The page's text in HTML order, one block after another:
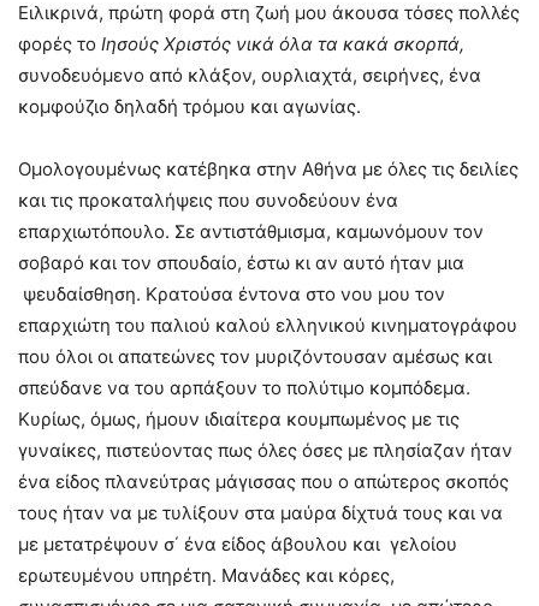
Ειλικρινά, πρώτη φορά στη ζωή μου άκουσα τόσες πολλές
φορές το Ιησούς Χριστός νικά όλα τα κακά σκορπά,
συνοδευόμενο από κλάξον, ουρλιαχτά, σειρήνες, ένα
κομφούζιο δηλαδή τρόμου και αγωνίας.
Ομολογουμένως κατέβηκα στην Αθήνα με όλες τις δειλίες
και τις προκαταλήψεις που συνοδεύουν ένα
επαρχιωτόπουλο. Σε αντιστάθμισμα, καμωνόμουν τον
σοβαρό και τον σπουδαίο, έστω κι αν αυτό ήταν μια
ψευδαίσθηση. Κρατούσα έντονα στο νου μου τον
επαρχιώτη του παλιού καλού ελληνικού κινηματογράφου
που όλοι οι απατεώνες τον μυριζόντουσαν αμέσως και
σπεύδανε να του αρπάξουν το πολύτιμο κομπόδεμα.
Κυρίως, όμως, ήμουν ιδιαίτερα κουμπωμένος με τις
γυναίκες, πιστεύοντας πως όλες όσες με πλησίαζαν ήταν
ένα είδος πλανεύτρας μάγισσας που ο απώτερος σκοπός
τους ήταν να με τυλίξουν στα μαύρα δίχτυά τους και να
με μετατρέψουν σ΄ ένα είδος άβουλου και γελοίου
ερωτευμένου υπηρέτη. Μανάδες και κόρες,